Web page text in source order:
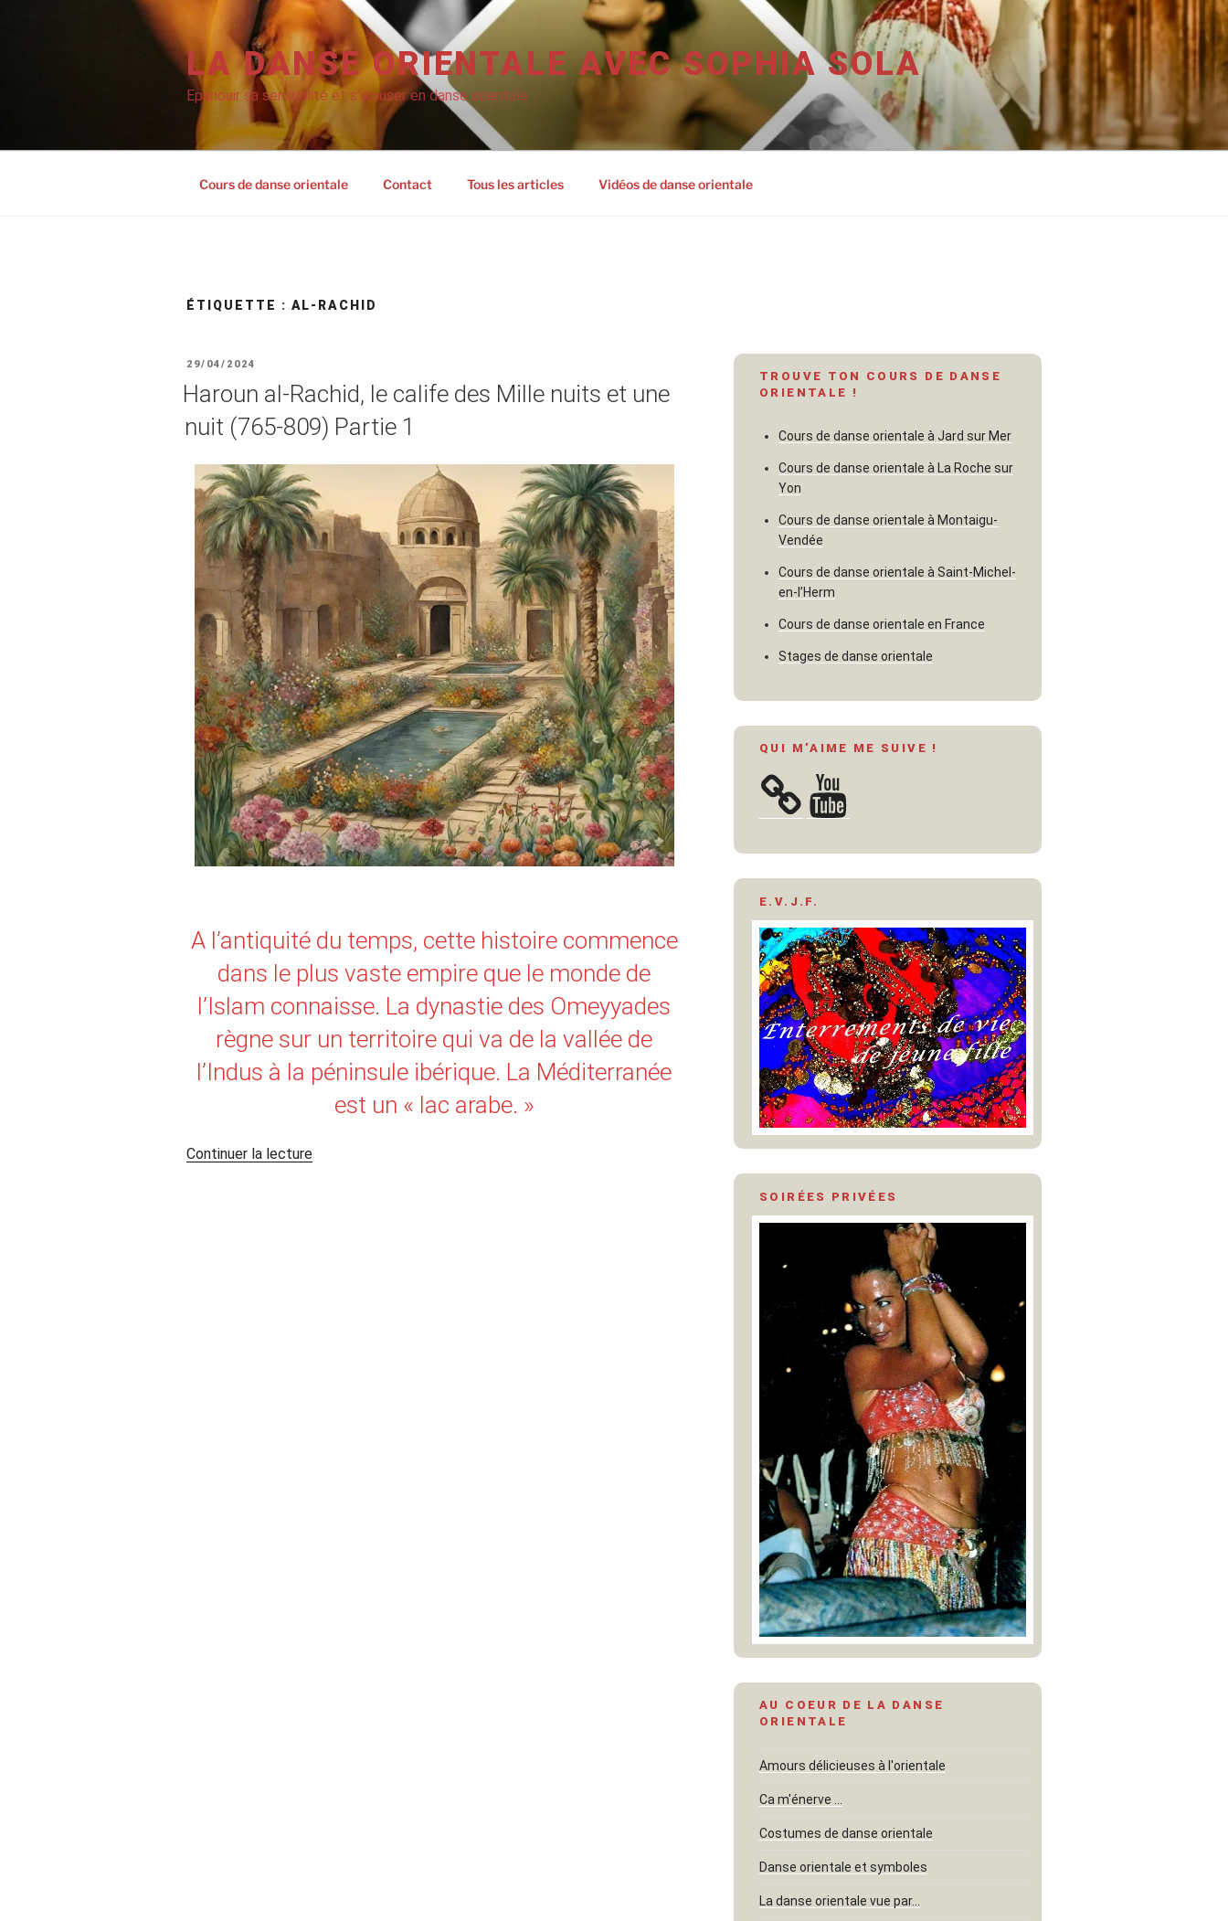
LA DANSE ORIENTALE AVEC SOPHIA SOLA
Epanouir sa sensualité et s'amuser en danse orientale
Cours de danse orientale Contact Tous les articles Vidéos de danse orientale
ÉTIQUETTE : AL-RACHID
PUBLIÉ
LE
29/04/2024
Haroun al-Rachid, le calife des Mille nuits et une
nuit (765-809) Partie 1
A l’antiquité du temps, cette histoire commence
dans le plus vaste empire que le monde de
l’Islam connaisse. La dynastie des Omeyyades
règne sur un territoire qui va de la vallée de
l’Indus à la péninsule ibérique. La Méditerranée
est un « lac arabe. »
Continuer la lecturede
TROUVE TON COURS DE DANSE
ORIENTALE !
Cours de danse orientale à Jard sur Mer
Cours de danse orientale à La Roche sur
Yon
Cours de danse orientale à Montaigu-
Vendée
Cours de danse orientale à Saint-Michel-
en-l’Herm
Cours de danse orientale en France
Stages de danse orientale
QUI M’AIME ME SUIVE !
YouTube
E.V.J.F.
SOIRÉES PRIVÉES
AU COEUR DE LA DANSE
ORIENTALE
Amours délicieuses à l'orientale
Ca m'énerve …
Costumes de danse orientale
Danse orientale et symboles
La danse orientale vue par…